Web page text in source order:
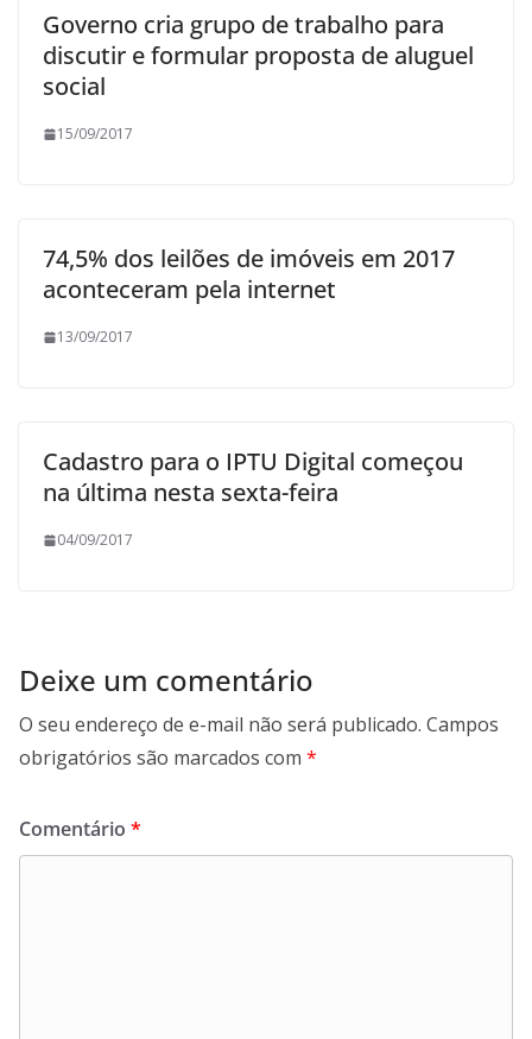
Governo cria grupo de trabalho para
discutir e formular proposta de aluguel
social
15/09/2017
74,5% dos leilões de imóveis em 2017
aconteceram pela internet
13/09/2017
Cadastro para o IPTU Digital começou
na última nesta sexta-feira
04/09/2017
Deixe um comentário
O seu endereço de e-mail não será publicado. Campos
obrigatórios são marcados com *
Comentário *